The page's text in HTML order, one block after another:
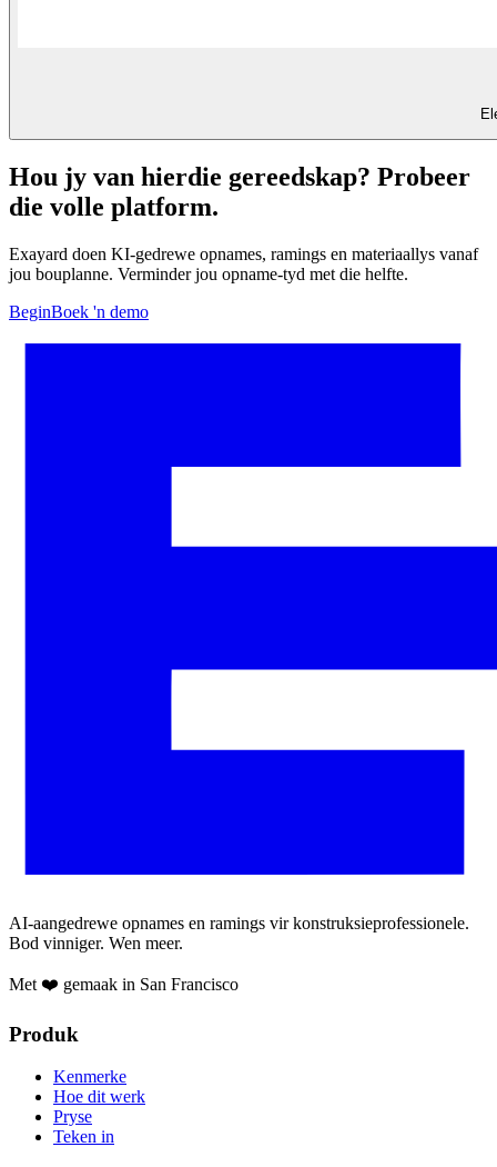
Hou jy van hierdie gereedskap? Probeer
die volle platform.
Exayard doen KI-gedrewe opnames, ramings en materiaallys vanaf
jou bouplanne. Verminder jou opname-tyd met die helfte.
BeginBoek 'n demo
AI-aangedrewe opnames en ramings vir konstruksieprofessionele.
Bod vinniger. Wen meer.
Met ❤️ gemaak in San Francisco
Produk
Kenmerke
Hoe dit werk
Pryse
Teken in